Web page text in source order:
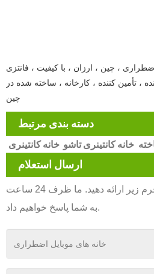
، چین ، ارزان ، با کیفیت ، فانتزی
، تأمین کننده ، کارخانه ، ساخته شده در
چین
دسته بندی مرتبط
خانه کانتینری خانه کانتینری تاشو
ارسال استعلام
لطفاً درخواست خود را در فرم زیر ارائه دهید. ما ظرف 24 ساعت
به شما پاسخ خواهیم داد.